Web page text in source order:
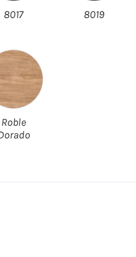
8017 8019
Roble